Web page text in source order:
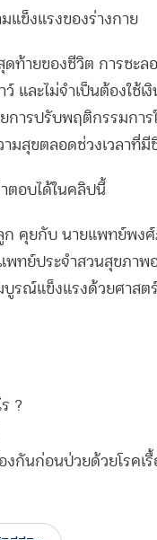
แข็งแรงของร่างกาย
ดท้ายของชีวิต การชะล
และไม่จำเป็นต้องใช้เงิ
การปรับพฤติกรรมการ
ามสุขตลอดช่วงเวลาที่มี
ตอบได้ในคลิปนี้
ก คุยกับ นายแพทย์พงศ์
ทย์ประจำสวนสุขภาพ
บูรณ์แข็งแรงด้วยศาสต
?
กันก่อนป่วยด้วยโรคเรื้